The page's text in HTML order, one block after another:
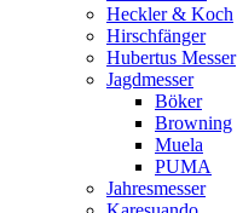
Heckler & Koch
Hirschfänger
Hubertus Messer
Jagdmesser
Böker
Browning
Muela
PUMA
Jahresmesser